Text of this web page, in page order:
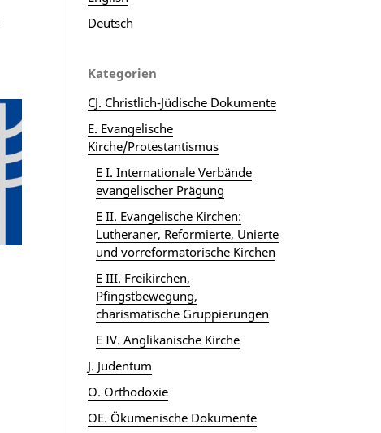
Deutsch
Kategorien
CJ. Christlich-Jüdische Dokumente
E. Evangelische
Kirche/Protestantismus
E I. Internationale Verbände
evangelischer Prägung
E II. Evangelische Kirchen:
Lutheraner, Reformierte, Unierte
und vorreformatorische Kirchen
E III. Freikirchen,
Pfingstbewegung,
charismatische Gruppierungen
E IV. Anglikanische Kirche
J. Judentum
O. Orthodoxie
OE. Ökumenische Dokumente